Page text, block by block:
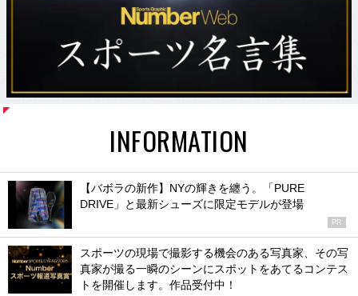
INFORMATION
【バボラの新作】NYの輝きを纏う。「PURE
DRIVE」と最新シューズに限定モデルが登場
PR
スポーツの現場で撮影する機会のある写真家、その写
真家が撮る一瞬のシーンにスポットをあてるコンテス
トを開催します。作品受付中！